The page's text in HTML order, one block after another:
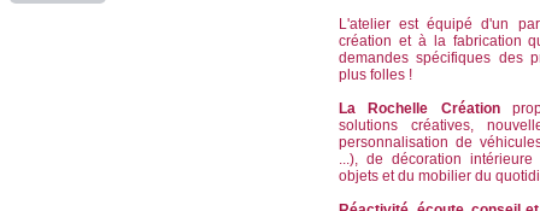
L'atelier est équipé d'un
création et à la fabrication
demandes spécifiques des
plus folles !
La Rochelle Création
solutions créatives,
personnalisation de
...), de décoration
objets et du mobilier du